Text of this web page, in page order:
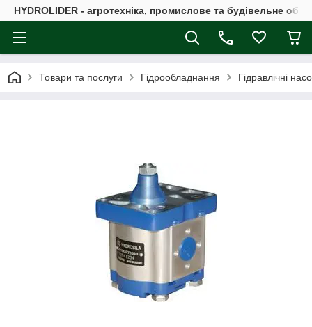
HYDROLIDER - агротехніка, промислове та будівельне
Товари та послуги Гідрообладнання Гідравлічні